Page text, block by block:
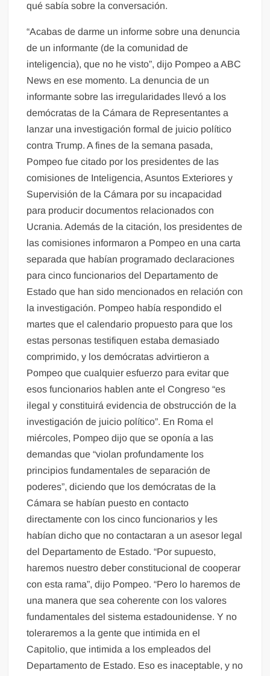
qué sabía sobre la conversación.
“Acabas de darme un informe sobre una denuncia
de un informante (de la comunidad de
inteligencia), que no he visto”, dijo Pompeo a ABC
News en ese momento. La denuncia de un
informante sobre las irregularidades llevó a los
demócratas de la Cámara de Representantes a
lanzar una investigación formal de juicio político
contra Trump. A fines de la semana pasada,
Pompeo fue citado por los presidentes de las
comisiones de Inteligencia, Asuntos Exteriores y
Supervisión de la Cámara por su incapacidad
para producir documentos relacionados con
Ucrania. Además de la citación, los presidentes de
las comisiones informaron a Pompeo en una carta
separada que habían programado declaraciones
para cinco funcionarios del Departamento de
Estado que han sido mencionados en relación con
la investigación. Pompeo había respondido el
martes que el calendario propuesto para que los
estas personas testifiquen estaba demasiado
comprimido, y los demócratas advirtieron a
Pompeo que cualquier esfuerzo para evitar que
esos funcionarios hablen ante el Congreso “es
ilegal y constituirá evidencia de obstrucción de la
investigación de juicio político”. En Roma el
miércoles, Pompeo dijo que se oponía a las
demandas que “violan profundamente los
principios fundamentales de separación de
poderes”, diciendo que los demócratas de la
Cámara se habían puesto en contacto
directamente con los cinco funcionarios y les
habían dicho que no contactaran a un asesor legal
del Departamento de Estado. “Por supuesto,
haremos nuestro deber constitucional de cooperar
con esta rama”, dijo Pompeo. “Pero lo haremos de
una manera que sea coherente con los valores
fundamentales del sistema estadounidense. Y no
toleraremos a la gente que intimida en el
Capitolio, que intimida a los empleados del
Departamento de Estado. Eso es inaceptable, y no